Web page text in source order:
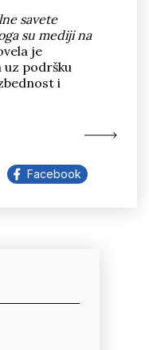
Facebook
savete
su mediji na
je
uz podršku
i